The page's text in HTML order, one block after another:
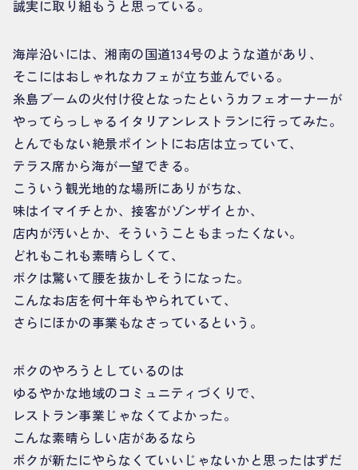
誠実に取り組もうと思っている。
海岸沿いには、湘南の国道134号のような道があり、
そこにはおしゃれなカフェが立ち並んでいる。
糸島ブームの火付け役となったというカフェオーナーが
やってらっしゃるイタリアンレストランに行ってみた。
とんでもない絶景ポイントにお店は立っていて、
テラス席から海が一望できる。
こういう観光地的な場所にありがちな、
味はイマイチとか、接客がゾンザイとか、
店内が汚いとか、そういうこともまったくない。
どれもこれも素晴らしくて、
ボクは驚いて腰を抜かしそうになった。
こんなお店を何十年もやられていて、
さらにほかの事業もなさっているという。
ボクのやろうとしているのは
ゆるやかな地域のコミュニティづくりで、
レストラン事業じゃなくてよかった。
こんな素晴らしい店があるなら
ボクが新たにやらなくていいじゃないかと思ったはずだ